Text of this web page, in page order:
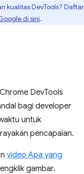
kualitas DevTools? Daftar
di sini.
DevTools
bagi developer
untuk
pencapaian.
video Apa yang
gambar.